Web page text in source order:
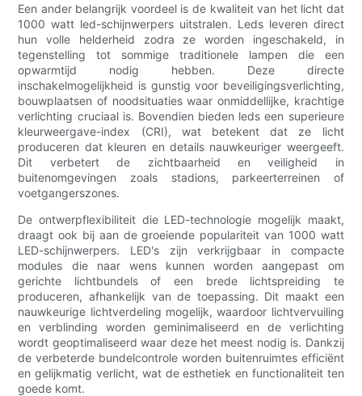
Een ander belangrijk voordeel is de kwaliteit van het licht dat
1000 watt led-schijnwerpers uitstralen. Leds leveren direct
hun volle helderheid zodra ze worden ingeschakeld, in
tegenstelling tot sommige traditionele lampen die een
opwarmtijd nodig hebben. Deze directe
inschakelmogelijkheid is gunstig voor beveiligingsverlichting,
bouwplaatsen of noodsituaties waar onmiddellijke, krachtige
verlichting cruciaal is. Bovendien bieden leds een superieure
kleurweergave-index (CRI), wat betekent dat ze licht
produceren dat kleuren en details nauwkeuriger weergeeft.
Dit verbetert de zichtbaarheid en veiligheid in
buitenomgevingen zoals stadions, parkeerterreinen of
voetgangerszones.
De ontwerpflexibiliteit die LED-technologie mogelijk maakt,
draagt ​​ook bij aan de groeiende populariteit van 1000 watt
LED-schijnwerpers. LED's zijn verkrijgbaar in compacte
modules die naar wens kunnen worden aangepast om
gerichte lichtbundels of een brede lichtspreiding te
produceren, afhankelijk van de toepassing. Dit maakt een
nauwkeurige lichtverdeling mogelijk, waardoor lichtvervuiling
en verblinding worden geminimaliseerd en de verlichting
wordt geoptimaliseerd waar deze het meest nodig is. Dankzij
de verbeterde bundelcontrole worden buitenruimtes efficiënt
en gelijkmatig verlicht, wat de esthetiek en functionaliteit ten
goede komt.